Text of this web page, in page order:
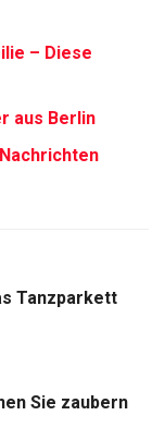
– Diese
aus Berlin
Tanzparkett
Sie zaubern